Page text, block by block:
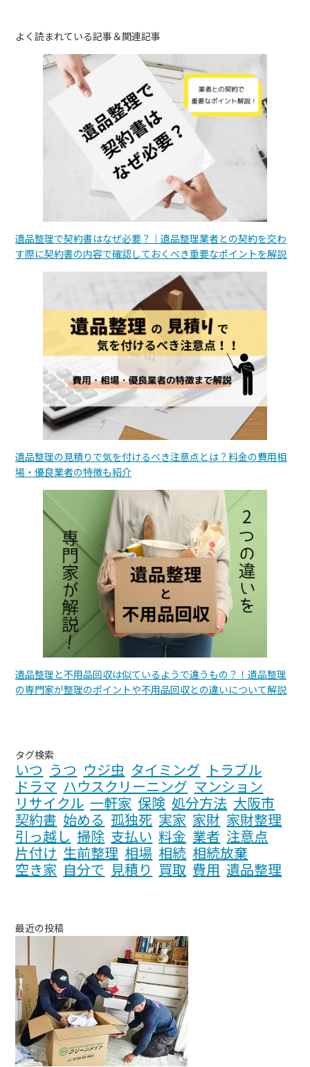
よく読まれている記事＆関連記事
遺品整理で契約書はなぜ必要？｜遺品整理業者との契約を交わ
す際に契約書の内容で確認しておくべき重要なポイントを解説
遺品整理の見積りで気を付けるべき注意点とは？料金の費用相
場・優良業者の特徴も紹介
遺品整理と不用品回収は似ているようで違うもの？！遺品整理
の専門家が整理のポイントや不用品回収との違いについて解説
タグ検索
いつ うつ ウジ虫 タイミング
トラブル
ドラマ ハウスクリーニング マンション
リサイクル 一軒家 保険 処分方法 大阪市
契約書 始める 孤独死 実家 家財 家財整理
引っ越し 掃除 支払い 料金 業者 注意点
片付け 生前整理 相場 相続 相続放棄
空き家 自分で 見積り 買取 費用 遺品整理
最近の投稿